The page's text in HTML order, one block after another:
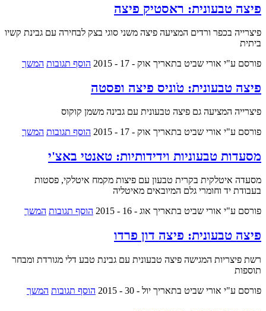
פיצה טבעונית: ראסטיק פיצה
פיצרייה בכפר ורדים המציעה פיצה משני סוגי בצק לבחירה עם גבינת קשיו
ביתית
פורסם ע"י אורי שביט בתאריך אוק - 17 - 2015 הוסף תגובות המשך
פיצה טבעונית: טֹוניס פיצה ופסטה
פיצרייה המציעה גם פיצה טבעונית עם גבינה משמן קוקוס
פורסם ע"י אורי שביט בתאריך אוק - 17 - 2015 הוסף תגובות המשך
מסעדות טבעוניות וידידותיות: טאנטי באצ'י
מסעדה איטלקית בקרית טבעון עם פיצות מקמח איטלקי, פסטות
בעבודת יד וחומרי גלם המיובאים מאיטליה
פורסם ע"י אורי שביט בתאריך אוג - 16 - 2015 הוסף תגובות המשך
פיצה טבעונית: פיצה דון פרדו
רשת פיצריות המגישה פיצה טבעונית עם גבינת טבע דלי מגורדת ומבחר
תוספות
פורסם ע"י אורי שביט בתאריך יול - 30 - 2015 הוסף תגובות המשך